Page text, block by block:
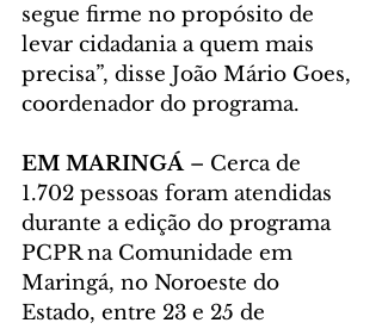
segue firme no propósito de
levar cidadania a quem mais
precisa”, disse João Mário Goes,
coordenador do programa.
EM MARINGÁ – Cerca de
1.702 pessoas foram atendidas
durante a edição do programa
PCPR na Comunidade em
Maringá, no Noroeste do
Estado, entre 23 e 25 de